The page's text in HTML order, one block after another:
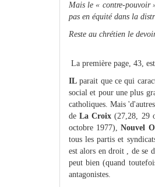
Mais le « contre-pouvoir
pas en équité dans la
Reste au chrétien le
La première page, 43,
IL parait que ce qui
social et pour une plus
catholiques. Mais
deLa Croix (27,28, 29
octobre 1977),Nouvel
tous les partis et
est alors en droit , de se
peut bien (quand
antagonistes.